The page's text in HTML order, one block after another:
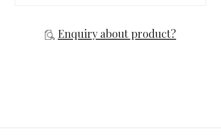
Enquiry about product?